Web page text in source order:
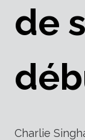
de
Charlie